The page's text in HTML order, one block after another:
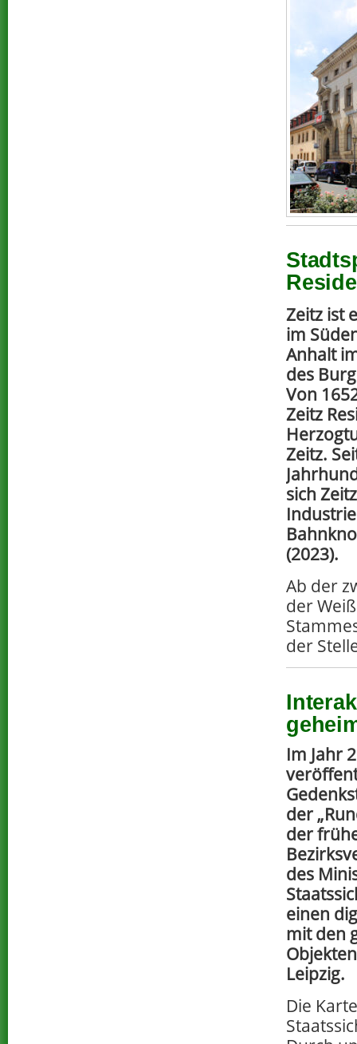
Zeitz ist
im
Anhalt
des
Von
Zeitz
Zeitz.
sich
(2023).
Ab der
der
der
Im Jahr
der
der
des
einen
mit den
Leipzig.
Die